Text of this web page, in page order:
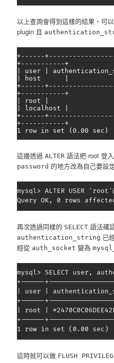
以上查詢會得到這樣的結果，可
plugin 且
+------
+-----------+
| user |
| host      |
+------
+-----------+
| root |
| localhost |
+------
+-----------+
1 row in set (0.00 sec)
這邊透過ALTER 語法把 root 登
password 的地方改為自己要設
mysql> ALTER USER
Query OK, 0 rows
再次透過同樣的 SELECT 語法確
authentication_string 已
經從 auth_socket 變為
mysql> SELECT user,
+------
| user |
+------
| root |
+------
1 row in set (0.00 sec)
這時就可以做 FLUSH